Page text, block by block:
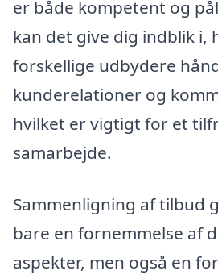
er både kompetent og
kan det give dig indblik i,
forskellige udbydere
kunderelationer og
hvilket er vigtigt for et
samarbejde.
Sammenligning af tilbud
bare en fornemmelse af
aspekter, men også en